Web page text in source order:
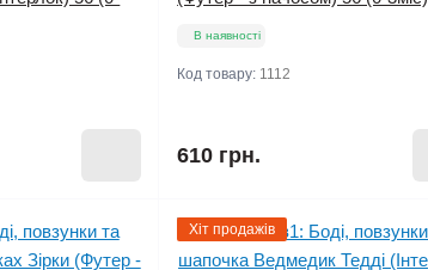
В наявності
Код товару: 1112
610 грн.
Хіт продажів